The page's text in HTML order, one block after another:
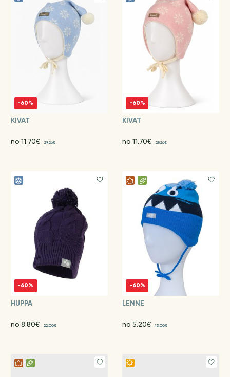
-60%
KIVAT
no 11.70€ 29.26€
-60%
KIVAT
no 11.70€ 29.26€
-60%
HUPPA
no 8.80€ 22.00€
-60%
LENNE
no 5.20€ 13.00€